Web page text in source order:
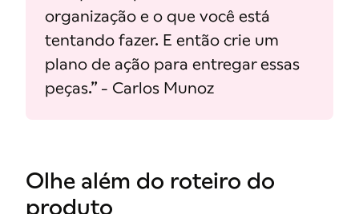
organização e o que você está
tentando fazer. E então crie um
plano de ação para entregar essas
peças.” - Carlos Munoz
Olhe além do roteiro do
produto